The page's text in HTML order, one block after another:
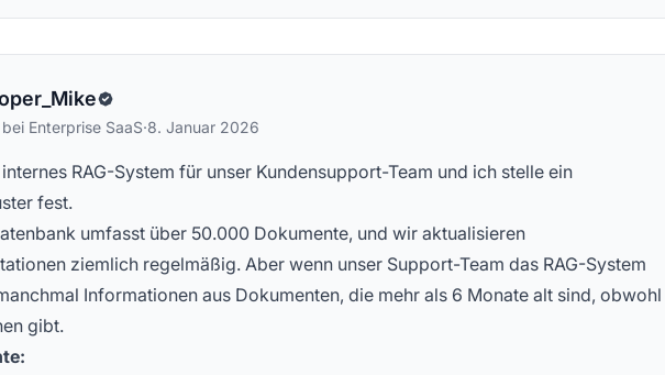
Sichtbarkeit
gestellte Fragen
Enterprise SaaS·8. Januar 2026
RAG-System für unser Kundensupport-Team und ich stelle ein
fest.
umfasst über 50.000 Dokumente, und wir aktualisieren
ziemlich regelmäßig. Aber wenn unser Support-Team das RAG-System
Informationen aus Dokumenten, die mehr als 6 Monate alt sind, obwohl
gibt.